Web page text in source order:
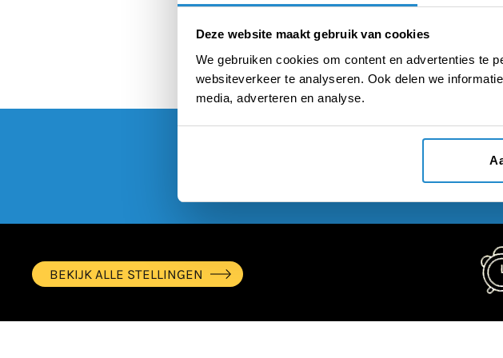
Deze website maakt gebruik van cookies
We gebruiken cookies om content en advertenties te
websiteverkeer te analyseren. Ook delen we
media, adverteren en analyse.
BEKIJK ALLE STELLINGEN